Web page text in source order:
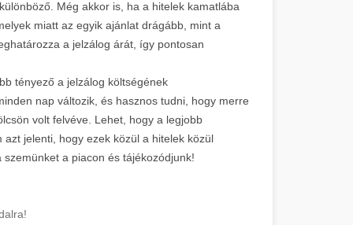
Még akkor is, ha a hitelek kamatlába
miatt az egyik ajánlat drágább, mint a
a jelzálog árát, így pontosan
tényező a jelzálog költségének
nap változik, és hasznos tudni, hogy merre
volt felvéve. Lehet, hogy a legjobb
jelenti, hogy ezek közül a hitelek közül
a piacon és tájékozódjunk!